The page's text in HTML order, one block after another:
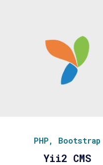
PHP, Bootstrap
Yii2 CMS